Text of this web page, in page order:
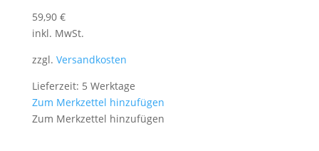
59,90 €
inkl. MwSt.
zzgl. Versandkosten
Lieferzeit: 5 Werktage
Zum Merkzettel hinzufügen
Zum Merkzettel hinzufügen